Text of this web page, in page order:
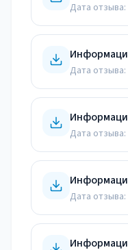
Дата отзыва:
Дата отзыва:
Дата отзыва:
Дата отзыва: